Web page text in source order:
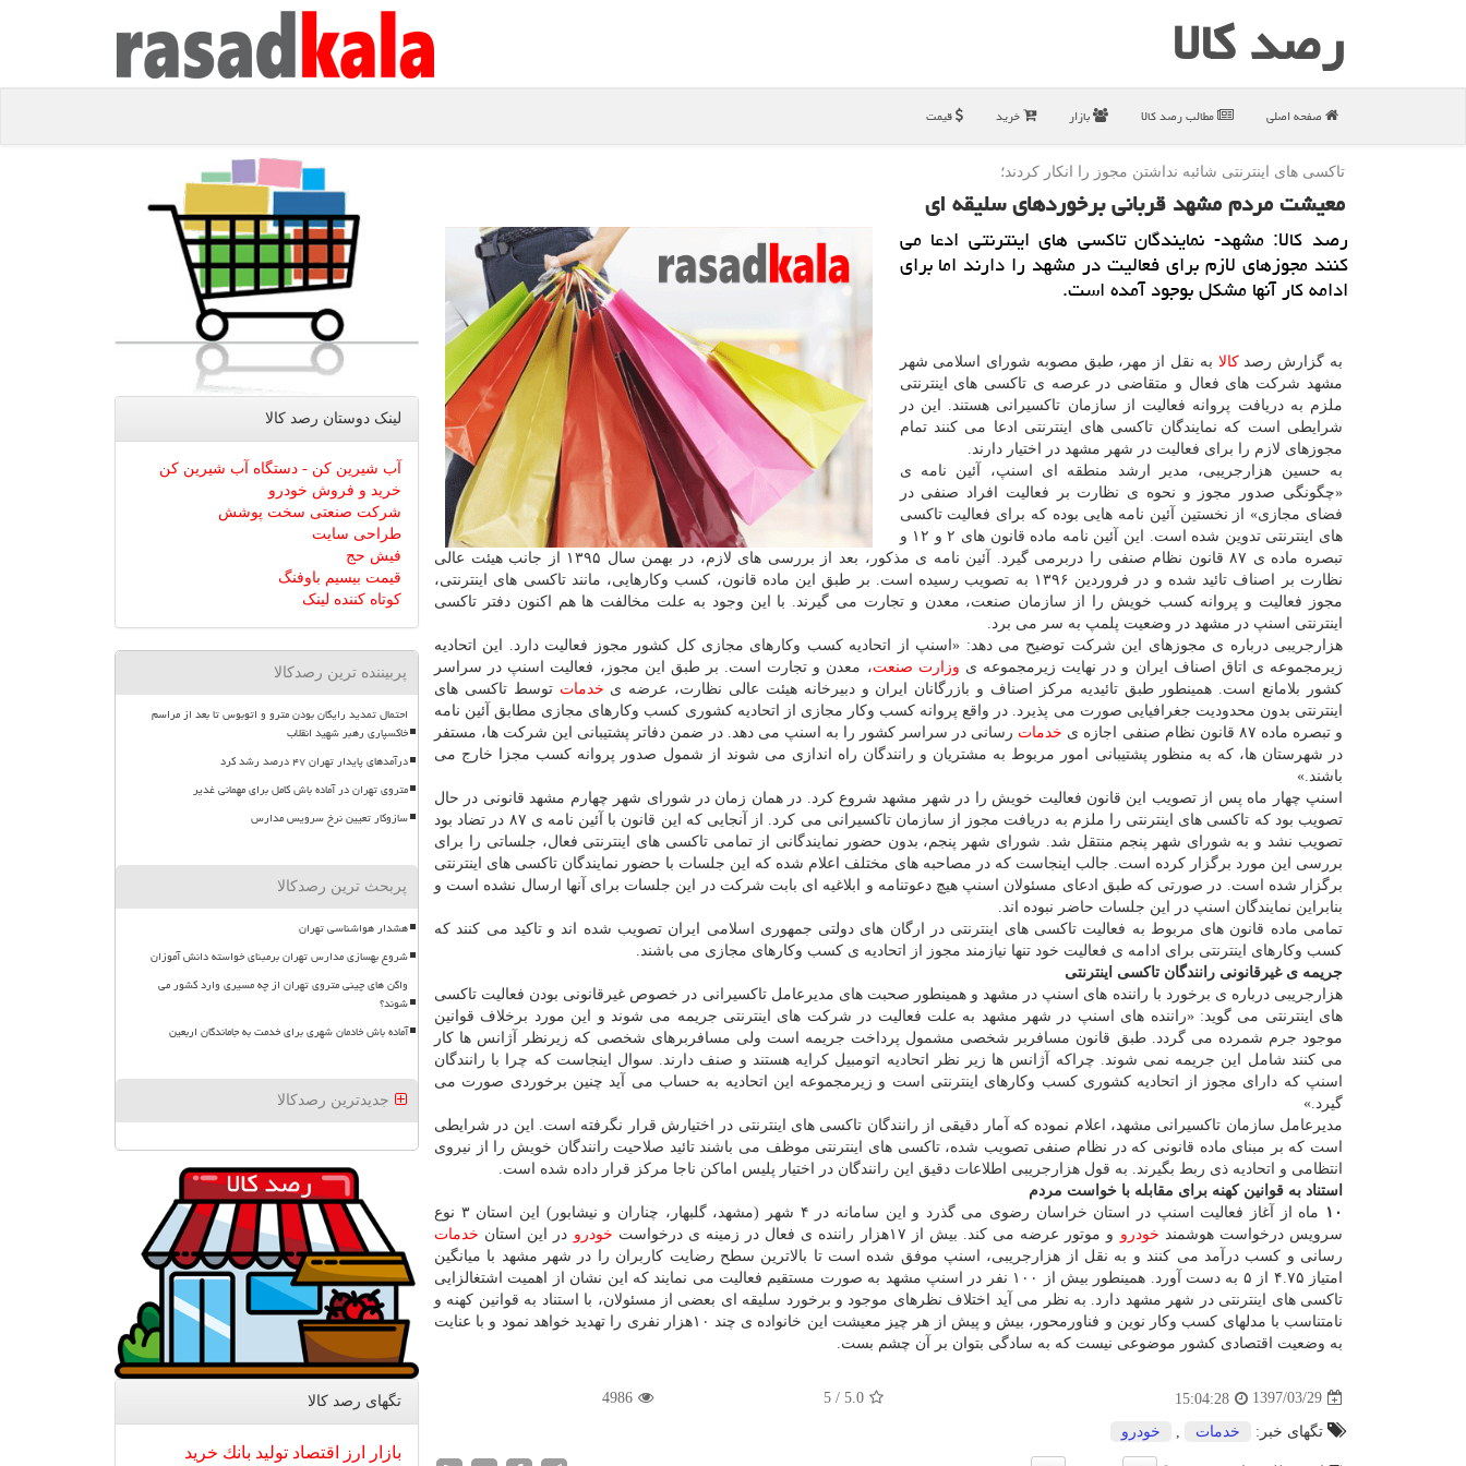
رصد كالا
صفحه اصلی مطالب رصد كالا بازار خرید قیمت
تاكسی های اینترنتی شائبه نداشتن مجوز را انكار كردند؛
معیشت مردم مشهد قربانی برخوردهای سلیقه ای
رصد كالا: مشهد- نمایندگان تاكسی های اینترنتی ادعا می
كنند مجوزهای لازم برای فعالیت در مشهد را دارند اما برای
ادامه كار آنها مشكل بوجود آمده است.
به گزارش رصدكالا به نقل از مهر، طبق مصوبه شورای اسلامی شهر
مشهد شركت های فعال و متقاضی در عرصه ی تاكسی های اینترنتی
ملزم به دریافت پروانه فعالیت از سازمان تاكسیرانی هستند. این در
شرایطی است كه نمایندگان تاكسی های اینترنتی ادعا می كنند تمام
مجوزهای لازم را برای فعالیت در شهر مشهد در اختیار دارند.
به حسین هزارجریبی، مدیر ارشد منطقه ای اسنپ، آئین نامه ی
«چگونگی صدور مجوز و نحوه ی نظارت بر فعالیت افراد صنفی در
فضای مجازی» از نخستین آئین نامه هایی بوده كه برای فعالیت تاكسی
های اینترنتی تدوین شده است. این آئین نامه ماده قانون های ۲ و ۱۲ و
تبصره ماده ی ۸۷ قانون نظام صنفی را دربرمی گیرد. آئین نامه ی مذكور، بعد از بررسی های لازم، در بهمن سال ۱۳۹۵ از جانب هیئت عالی
نظارت بر اصناف تائید شده و در فروردین ۱۳۹۶ به تصویب رسیده است. بر طبق این ماده قانون، كسب وكارهایی، مانند تاكسی های اینترنتی،
مجوز فعالیت و پروانه كسب خویش را از سازمان صنعت، معدن و تجارت می گیرند. با این وجود به علت مخالفت ها هم اكنون دفتر تاكسی
اینترنتی اسنپ در مشهد در وضعیت پلمپ به سر می برد.
هزارجریبی درباره ی مجوزهای این شركت توضیح می دهد: «اسنپ از اتحادیه كسب وكارهای مجازی كل كشور مجوز فعالیت دارد. این اتحادیه
زیرمجموعه ی اتاق اصناف ایران و در نهایت زیرمجموعه ی وزارت صنعت، معدن و تجارت است. بر طبق این مجوز، فعالیت اسنپ در سراسر
كشور بلامانع است. همینطور طبق تائیدیه مركز اصناف و بازرگانان ایران و دبیرخانه هیئت عالی نظارت، عرضه ی خدمات توسط تاكسی های
اینترنتی بدون محدودیت جغرافیایی صورت می پذیرد. در واقع پروانه كسب وكار مجازی از اتحادیه كشوری كسب وكارهای مجازی مطابق آئین نامه
و تبصره ماده ۸۷ قانون نظام صنفی اجازه ی
خدمات رسانی در سراسر كشور را به اسنپ می دهد. در ضمن دفاتر پشتیبانی این شركت ها، مستفر
در شهرستان ها، كه به منظور پشتیبانی امور مربوط به مشتریان و رانندگان راه اندازی می شوند از شمول صدور پروانه كسب مجزا خارج می
باشند.»
اسنپ چهار ماه پس از تصویب این قانون فعالیت خویش را در شهر مشهد شروع كرد. در همان زمان در شورای شهر چهارم مشهد قانونی در حال
تصویب بود كه تاكسی های اینترنتی را ملزم به دریافت مجوز از سازمان تاكسیرانی می كرد. از آنجایی كه این قانون با آئین نامه ی ۸۷ در تضاد بود
تصویب نشد و به شورای شهر پنجم منتقل شد. شورای شهر پنجم، بدون حضور نمایندگانی از تمامی تاكسی های اینترنتی فعال، جلساتی را برای
بررسی این مورد برگزار كرده است. جالب اینجاست كه در مصاحبه های مختلف اعلام شده كه این جلسات با حضور نمایندگان تاكسی های اینترنتی
برگزار شده است. در صورتی كه طبق ادعای مسئولان اسنپ هیچ دعوتنامه و ابلاغیه ای بابت شركت در این جلسات برای آنها ارسال نشده است و
بنابراین نمایندگان اسنپ در این جلسات حاضر نبوده اند.
تمامی ماده قانون های مربوط به فعالیت تاكسی های اینترنتی در ارگان های دولتی جمهوری اسلامی ایران تصویب شده اند و تاكید می كنند كه
كسب وكارهای اینترنتی برای ادامه ی فعالیت خود تنها نیازمند مجوز از اتحادیه ی كسب وكارهای مجازی می باشند.
جریمه ی غیرقانونی رانندگان تاكسی اینترنتی
هزارجریبی درباره ی برخورد با راننده های اسنپ در مشهد و همینطور صحبت های مدیرعامل تاكسیرانی در خصوص غیرقانونی بودن فعالیت تاكسی
های اینترنتی می گوید: «راننده های اسنپ در شهر مشهد به علت فعالیت در شركت های اینترنتی جریمه می شوند و این مورد برخلاف قوانین
موجود جرم شمرده می گردد. طبق قانون مسافربر شخصی مشمول پرداخت جریمه است ولی مسافربرهای شخصی كه زیرنظر آژانس ها كار
می كنند شامل این جریمه نمی شوند. چراكه آژانس ها زیر نظر اتحادیه اتومبیل كرایه هستند و صنف دارند. سوال اینجاست كه چرا با رانندگان
اسنپ كه دارای مجوز از اتحادیه كشوری كسب وكارهای اینترنتی است و زیرمجموعه این اتحادیه به حساب می آید چنین برخوردی صورت می
گیرد.»
مدیرعامل سازمان تاكسیرانی مشهد، اعلام نموده كه آمار دقیقی از رانندگان تاكسی های اینترنتی در اختیارش قرار نگرفته است. این در شرایطی
است كه بر مبنای ماده قانونی كه در نظام صنفی تصویب شده، تاكسی های اینترنتی موظف می باشند تائید صلاحیت رانندگان خویش را از نیروی
انتظامی و اتحادیه ذی ربط بگیرند. به قول هزارجریبی اطلاعات دقیق این رانندگان در اختیار پلیس اماكن ناجا مركز قرار داده شده است.
استناد به قوانین كهنه برای مقابله با خواست مردم
۱۰
ماه از آغاز فعالیت اسنپ در استان خراسان رضوی می گذرد و این سامانه در ۴ شهر (مشهد، گلبهار، چناران و نیشابور) این استان ۳ نوع
سرویس درخواست هوشمند خودرو و موتور عرضه می كند. بیش از ۱۷هزار راننده ی فعال در زمینه ی درخواست خودرو در این استان خدمات
رسانی و كسب درآمد می كنند و به نقل از هزارجریبی، اسنپ موفق شده است تا بالاترین سطح رضایت كاربران را در شهر مشهد با میانگین
امتیاز ۴.۷۵ از ۵ به دست آورد. همینطور بیش از ۱۰۰ نفر در اسنپ مشهد به صورت مستقیم فعالیت می نمایند كه این نشان از اهمیت اشتغالزایی
تاكسی های اینترنتی در شهر مشهد دارد. به نظر می آید اختلاف نظرهای موجود و برخورد سلیقه ای بعضی از مسئولان، با استناد به قوانین كهنه و
نامتناسب با مدلهای كسب وكار نوین و فناورمحور، بیش و پیش از هر چیز معیشت این خانواده ی چند ۱۰هزار نفری را تهدید خواهد نمود و با عنایت
به وضعیت اقتصادی كشور موضوعی نیست كه به سادگی بتوان بر آن چشم بست.
1397/03/29
15:04:28
5.0
/
5
4986
تگهای خبر: خدمات خودرو
لینک دوستان رصد كالا
آب شیرین کن - دستگاه آب شیرین کن
خرید و فروش خودرو
شرکت صنعتی سخت پوشش
طراحی سایت
فیش حج
قیمت بیسیم باوفنگ
کوتاه کننده لینک
پربیننده ترین رصدکالا
احتمال تمدید رایگان بودن مترو و اتوبوس تا بعد از مراسم
خاکسپاری رهبر شهید انقلاب
درآمدهای پایدار تهران ۴۷ درصد رشد کرد
متروی تهران در آماده باش کامل برای مهمانی غدیر
سازوکار تعیین نرخ سرویس مدارس
پربحث ترین رصدکالا
هشدار هواشناسی تهران
شروع بهسازی مدارس تهران برمبنای خواسته دانش آموزان
واگن های چینی متروی تهران از چه مسیری وارد کشور می
شوند؟
آماده باش خادمان شهری برای خدمت به جاماندگان اربعین
جدیدترین رصدکالا
تگهای رصد كالا
بازار ارز اقتصاد تولید بانك خرید